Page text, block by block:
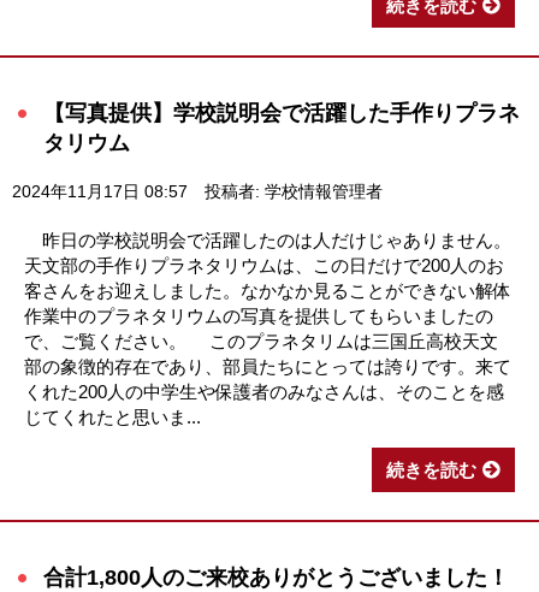
続きを読む
【写真提供】学校説明会で活躍した手作りプラネ
タリウム
2024年11月17日 08:57 投稿者: 学校情報管理者
昨日の学校説明会で活躍したのは人だけじゃありません。
天文部の手作りプラネタリウムは、この日だけで200人のお
客さんをお迎えしました。なかなか見ることができない解体
作業中のプラネタリウムの写真を提供してもらいましたの
で、ご覧ください。 このプラネタリムは三国丘高校天文
部の象徴的存在であり、部員たちにとっては誇りです。来て
くれた200人の中学生や保護者のみなさんは、そのことを感
じてくれたと思いま...
続きを読む
合計1,800人のご来校ありがとうございました！